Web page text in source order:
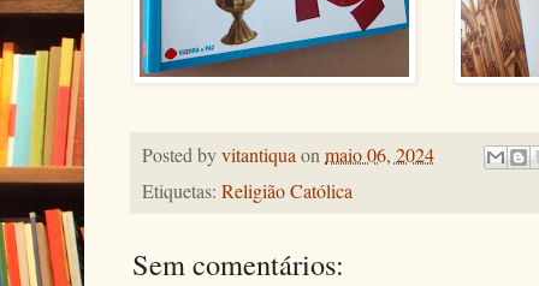
Posted byvitantiquaonmaio 06, 2024
Etiquetas: Religião Católica
Sem comentários: